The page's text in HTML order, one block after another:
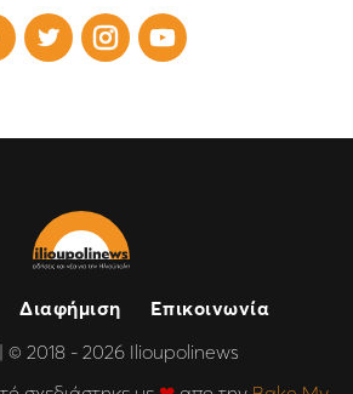
  
Διαφήμιση
Επικοινωνία
| © 2018 - 2026 Ilioupolinews